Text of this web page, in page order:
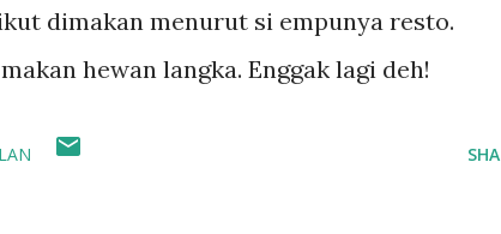
dimakan menurut si empunya resto.
hewan langka. Enggak lagi deh!